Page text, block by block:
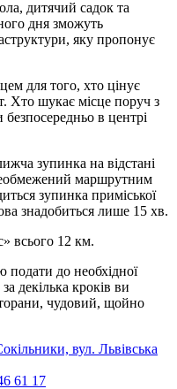
дитячий садок та
дня зможуть
яку пропонує
для того, хто цінує
Хто шукає місце поруч з
в центрі
зупинка на відстані
маршрутним
зупинка приміської
знадобиться лише 15 хв.
всього 12 км.
до необхідної
декілька кроків ви
чудовий, щойно
вул. Львівська
61 17